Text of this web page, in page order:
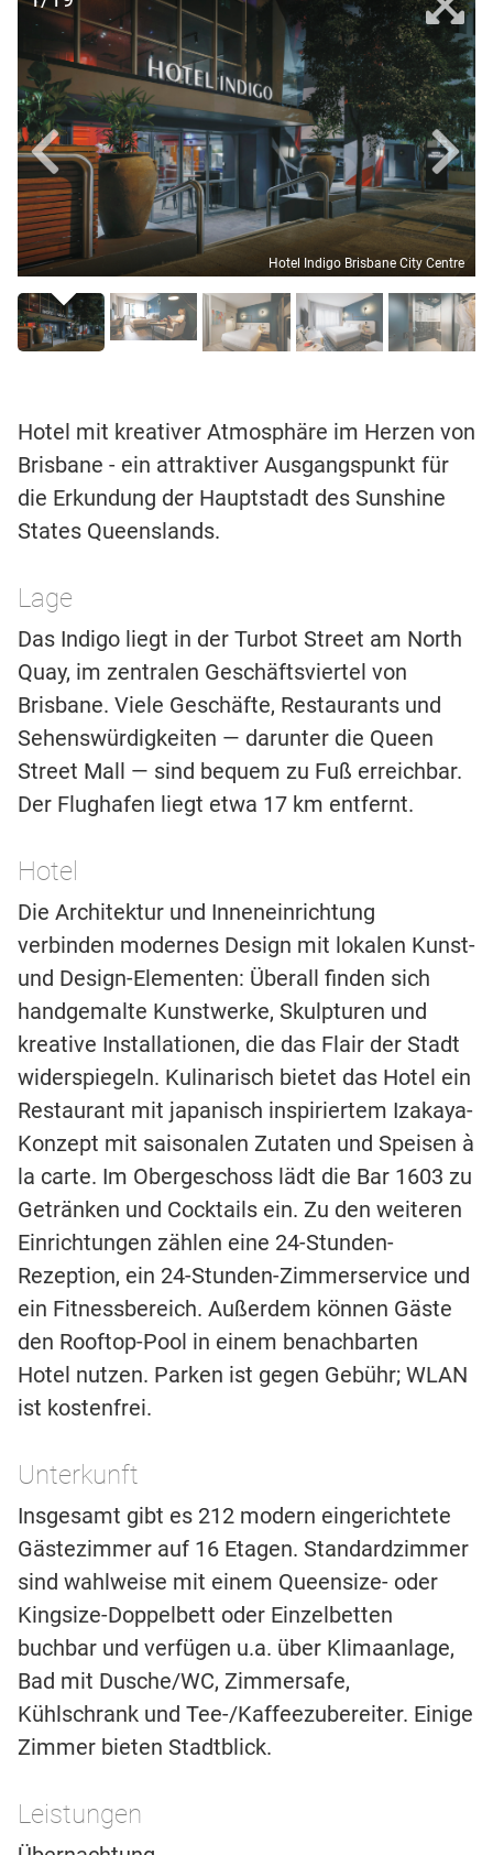
Hotel Indigo Brisbane City Centre
Hotel mit kreativer Atmosphäre im Herzen von
Brisbane - ein attraktiver Ausgangspunkt für
die Erkundung der Hauptstadt des Sunshine
States Queenslands.
Lage
Das Indigo liegt in der Turbot Street am North
Quay, im zentralen Geschäftsviertel von
Brisbane. Viele Geschäfte, Restaurants und
Sehenswürdigkeiten — darunter die Queen
Street Mall — sind bequem zu Fuß erreichbar.
Der Flughafen liegt etwa 17 km entfernt.
Hotel
Die Architektur und Inneneinrichtung
verbinden modernes Design mit lokalen Kunst-
und Design-Elementen: Überall finden sich
handgemalte Kunstwerke, Skulpturen und
kreative Installationen, die das Flair der Stadt
widerspiegeln. Kulinarisch bietet das Hotel ein
Restaurant mit japanisch inspiriertem Izakaya-
Konzept mit saisonalen Zutaten und Speisen à
la carte. Im Obergeschoss lädt die Bar 1603 zu
Getränken und Cocktails ein. Zu den weiteren
Einrichtungen zählen eine 24-Stunden-
Rezeption, ein 24-Stunden-Zimmerservice und
ein Fitnessbereich. Außerdem können Gäste
den Rooftop-Pool in einem benachbarten
Hotel nutzen. Parken ist gegen Gebühr; WLAN
ist kostenfrei.
Unterkunft
Insgesamt gibt es 212 modern eingerichtete
Gästezimmer auf 16 Etagen. Standardzimmer
sind wahlweise mit einem Queensize- oder
Kingsize-Doppelbett oder Einzelbetten
buchbar und verfügen u.a. über Klimaanlage,
Bad mit Dusche/WC, Zimmersafe,
Kühlschrank und Tee-/Kaffeezubereiter. Einige
Zimmer bieten Stadtblick.
Leistungen